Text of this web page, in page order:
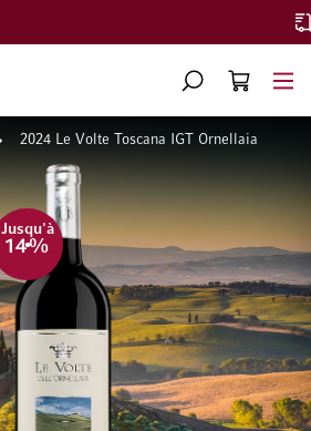
gratuite à partir de CHF 300.–
CHERCHERPANIER
2024 Le Volte Toscana IGT Ornellaia
Jusqu'à
14%
Passer à la fin de la galerie d’images